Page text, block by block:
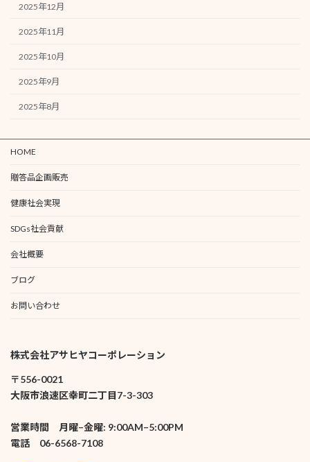
2025年12月
2025年11月
2025年10月
2025年9月
2025年8月
HOME
贈答品企画販売
健康社会実現
SDGs社会貢献
会社概要
ブログ
お問い合わせ
株式会社アサヒヤコーポレーション
〒556-0021
大阪市浪速区幸町二丁目7-3-303
営業時間 月曜–金曜: 9:00AM–5:00PM
電話 06-6568-7108